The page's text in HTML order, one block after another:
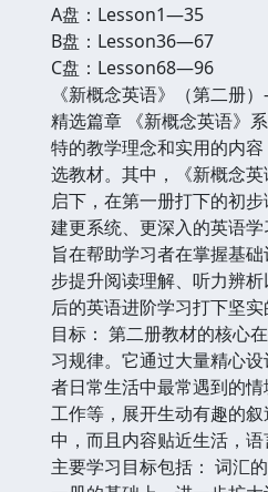
A盘：Lesson1—35
B盘：Lesson36—67
C盘：Lesson68—96
《新概念英语》（第二册
精选篇章 《新概念英语》
特的教学理念和实用的内
选教材。其中，《新概念
启下，在第一册打下的初
建更系统、更深入的英语
旨在帮助学习者在掌握基
步提升阅读理解、听力辨
后的英语进阶学习打下坚
目标： 第二册教材的核心
习规律。它通过大量精心
者日常生活中最常遇到的情
工作等，展开生动有趣的
中，而且内容贴近生活，语
主要学习目标包括： 词汇